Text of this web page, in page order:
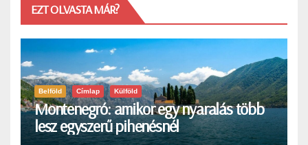
EZT OLVASTA MÁR?
Belföld Címlap Külföld
Montenegró: amikor egy nyaralás több
lesz egyszerű pihenésnél